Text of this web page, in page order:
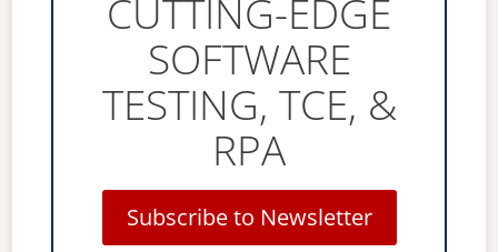
CUTTING-EDGE
SOFTWARE
TESTING, TCE, &
RPA
Subscribe to Newsletter